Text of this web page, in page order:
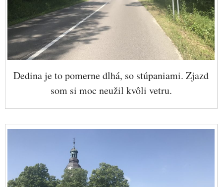
Dedina je to pomerne dlhá, so stúpaniami. Zjazd
som si moc neužil kvôli vetru.